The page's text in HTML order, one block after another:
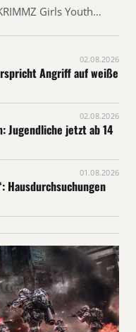
Girls Youth…
02.08.2026
Angriff auf weiße
02.08.2026
Jugendliche jetzt ab 14
01.08.2026
Hausdurchsuchungen